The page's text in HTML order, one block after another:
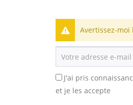
Avertissez-
J'ai pris
et je les accepte